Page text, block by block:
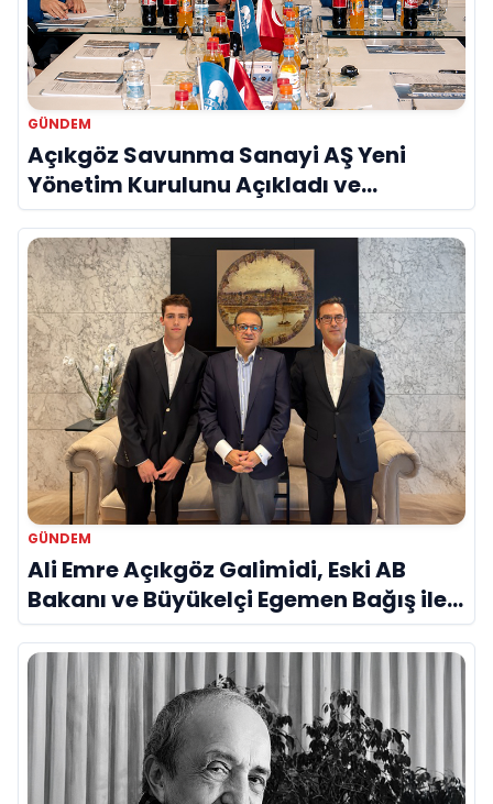
GÜNDEM
Açıkgöz Savunma Sanayi AŞ Yeni
Yönetim Kurulunu Açıkladı ve
Savunma Sanayinde Küresel Vizyon
Vurgusu
GÜNDEM
Ali Emre Açıkgöz Galimidi, Eski AB
Bakanı ve Büyükelçi Egemen Bağış ile
Bir Araya Geldi